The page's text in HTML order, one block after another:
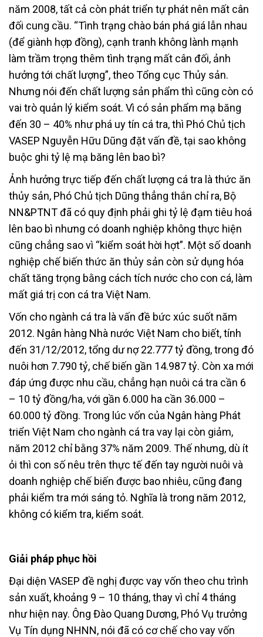
năm 2008, tất cả còn phát triển tự phát nên mất cân
đối cung cầu. “Tình trạng chào bán phá giá lẫn nhau
(để giành hợp đồng), cạnh tranh không lành mạnh
làm trầm trọng thêm tình trạng mất cân đối, ảnh
hưởng tới chất lượng”, theo Tổng cục Thủy sản.
Nhưng nói đến chất lượng sản phẩm thì cũng còn có
vai trò quản lý kiểm soát. Vì có sản phẩm mạ băng
đến 30 – 40% như phá uy tín cá tra, thì Phó Chủ tịch
VASEP Nguyễn Hữu Dũng đặt vấn đề, tại sao không
buộc ghi tỷ lệ mạ băng lên bao bì?
Ảnh hưởng trực tiếp đến chất lượng cá tra là thức ăn
thủy sản, Phó Chủ tịch Dũng thẳng thắn chỉ ra, Bộ
NN&PTNT đã có quy định phải ghi tỷ lệ đạm tiêu hoá
lên bao bì nhưng có doanh nghiệp không thực hiện
cũng chẳng sao vì “kiểm soát hời hợt”. Một số doanh
nghiệp chế biến thức ăn thủy sản còn sử dụng hóa
chất tăng trọng bằng cách tích nước cho con cá, làm
mất giá trị con cá tra Việt Nam.
Vốn cho ngành cá tra là vấn đề bức xúc suốt năm
2012. Ngân hàng Nhà nước Việt Nam cho biết, tính
đến 31/12/2012, tổng dư nợ 22.777 tỷ đồng, trong đó
nuôi hơn 7.790 tỷ, chế biến gần 14.987 tỷ. Còn xa mới
đáp ứng được nhu cầu, chẳng hạn nuôi cá tra cần 6
– 10 tỷ đồng/ha, với gần 6.000 ha cần 36.000 –
60.000 tỷ đồng. Trong lúc vốn của Ngân hàng Phát
triển Việt Nam cho ngành cá tra vay lại còn giảm,
năm 2012 chỉ bằng 37% năm 2009. Thế nhưng, dù ít
ỏi thì con số nêu trên thực tế đến tay người nuôi và
doanh nghiệp chế biến được bao nhiêu, cũng đang
phải kiểm tra mới sáng tỏ. Nghĩa là trong năm 2012,
không có kiểm tra, kiểm soát.
Giải pháp phục hồi
Đại diện VASEP đề nghị được vay vốn theo chu trình
sản xuất, khoảng 9 – 10 tháng, thay vì chỉ 4 tháng
như hiện nay. Ông Đào Quang Dương, Phó Vụ trưởng
Vụ Tín dụng NHNN, nói đã có cơ chế cho vay vốn